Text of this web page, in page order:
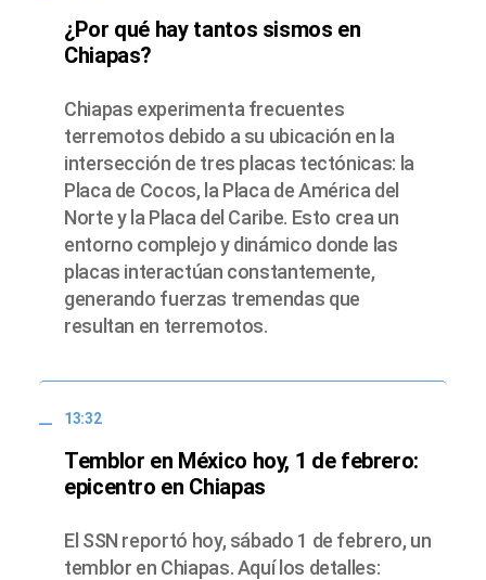
¿Por qué hay tantos sismos en
Chiapas?
Chiapas experimenta frecuentes
terremotos debido a su ubicación en la
intersección de tres placas tectónicas: la
Placa de Cocos, la Placa de América del
Norte y la Placa del Caribe. Esto crea un
entorno complejo y dinámico donde las
placas interactúan constantemente,
generando fuerzas tremendas que
resultan en terremotos.
13:32
Temblor en México hoy, 1 de febrero:
epicentro en Chiapas
El SSN reportó hoy, sábado 1 de febrero, un
temblor en Chiapas. Aquí los detalles: